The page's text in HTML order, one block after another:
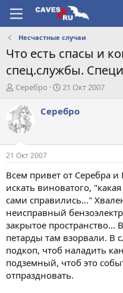
Несчастные случаи
Что есть спасы и
спец.службы.
А
т
о
р
т
е
м
ы
Серебро
Д
т
а
л
21 Окт 2007
Серебро
21 Окт 2007
Всем привет от Серебра
искать виноватого,
сами справились..."
неисправный
закрытое
петарды там взорвали. В
подкоп, чтоб наладить
подземный, чтоб это
отпраздновать.